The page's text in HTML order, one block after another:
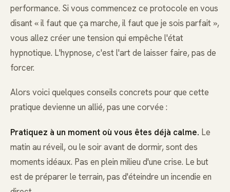
performance. Si vous commencez ce protocole en vous
disant « il faut que ça marche, il faut que je sois parfait »,
vous allez créer une tension qui empêche l'état
hypnotique. L'hypnose, c'est l'art de laisser faire, pas de
forcer.
Alors voici quelques conseils concrets pour que cette
pratique devienne un allié, pas une corvée :
Pratiquez à un moment où vous êtes déjà calme. Le
matin au réveil, ou le soir avant de dormir, sont des
moments idéaux. Pas en plein milieu d'une crise. Le but
est de préparer le terrain, pas d'éteindre un incendie en